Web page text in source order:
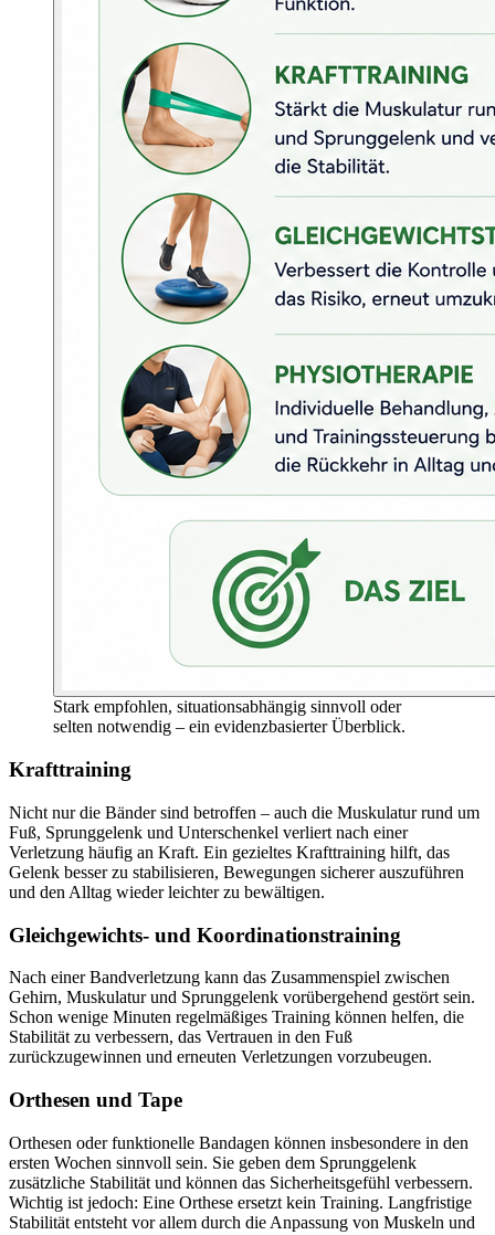
Stark empfohlen, situationsabhängig sinnvoll oder
selten notwendig – ein evidenzbasierter Überblick.
Krafttraining
Nicht nur die Bänder sind betroffen – auch die Muskulatur rund um
Fuß, Sprunggelenk und Unterschenkel verliert nach einer
Verletzung häufig an Kraft. Ein gezieltes Krafttraining hilft, das
Gelenk besser zu stabilisieren, Bewegungen sicherer auszuführen
und den Alltag wieder leichter zu bewältigen.
Gleichgewichts- und Koordinationstraining
Nach einer Bandverletzung kann das Zusammenspiel zwischen
Gehirn, Muskulatur und Sprunggelenk vorübergehend gestört sein.
Schon wenige Minuten regelmäßiges Training können helfen, die
Stabilität zu verbessern, das Vertrauen in den Fuß
zurückzugewinnen und erneuten Verletzungen vorzubeugen.
Orthesen und Tape
Orthesen oder funktionelle Bandagen können insbesondere in den
ersten Wochen sinnvoll sein. Sie geben dem Sprunggelenk
zusätzliche Stabilität und können das Sicherheitsgefühl verbessern.
Wichtig ist jedoch: Eine Orthese ersetzt kein Training. Langfristige
Stabilität entsteht vor allem durch die Anpassung von Muskeln und